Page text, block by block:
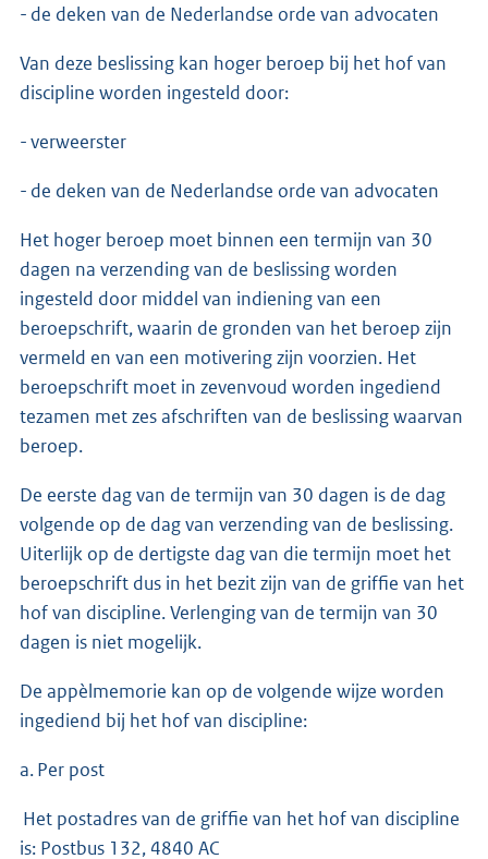
- de deken van de Nederlandse orde van advocaten
Van deze beslissing kan hoger beroep bij het hof van
discipline worden ingesteld door:
- verweerster
- de deken van de Nederlandse orde van advocaten
Het hoger beroep moet binnen een termijn van 30
dagen na verzending van de beslissing worden
ingesteld door middel van indiening van een
beroepschrift, waarin de gronden van het beroep zijn
vermeld en van een motivering zijn voorzien. Het
beroepschrift moet in zevenvoud worden ingediend
tezamen met zes afschriften van de beslissing waarvan
beroep.
De eerste dag van de termijn van 30 dagen is de dag
volgende op de dag van verzending van de beslissing.
Uiterlijk op de dertigste dag van die termijn moet het
beroepschrift dus in het bezit zijn van de griffie van het
hof van discipline. Verlenging van de termijn van 30
dagen is niet mogelijk.
De appèlmemorie kan op de volgende wijze worden
ingediend bij het hof van discipline:
a. Per post
Het postadres van de griffie van het hof van discipline
is: Postbus 132, 4840 AC